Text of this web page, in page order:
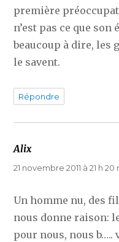
première
n’est pas ce que
beaucoup à dire, les
le savent.
Répondre
Alix
21 novembre 2011 à 21 h 20
Un homme nu, des
nous donne raison:
pour nous, nous b…..